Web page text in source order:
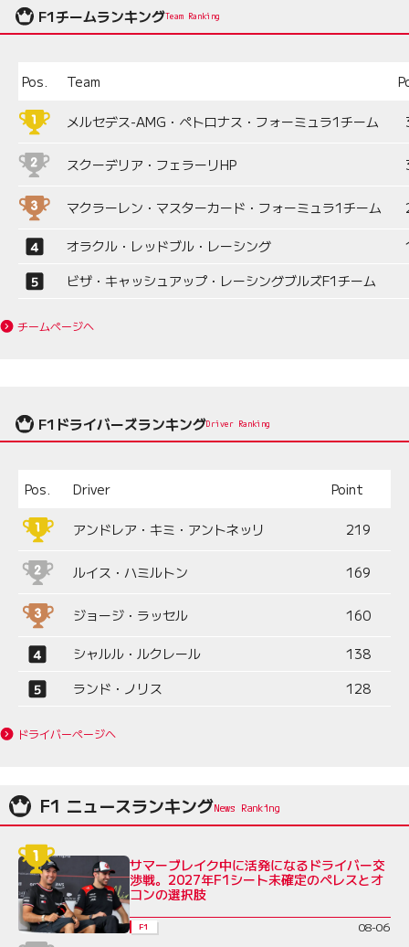
F1チームランキングTeam Ranking
Pos. Team
メルセデス-AMG・ペトロナス・フォーミュラ1チーム
スクーデリア・フェラーリHP
マクラーレン・マスターカード・フォーミュラ1チーム
オラクル・レッドブル・レーシング
ビザ・キャッシュアップ・レーシングブルズF1チーム
チームページへ
F1ドライバーズランキングDriver Ranking
Pos. Driver Point
アンドレア・キミ・アントネッリ 219
ルイス・ハミルトン 169
ジョージ・ラッセル 160
シャルル・ルクレール
138
ランド・ノリス
128
ドライバーページへ
F1 ニュースランキング
サマーブレイク中に活発になるドライバー交
渉戦。2027年F1シート未確定のペレスとオ
コンの選択肢
F1 08-06